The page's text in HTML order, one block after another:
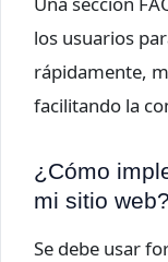
los usuarios
rápidamente,
facilitando la
¿Cómo
mi sitio web?
Se debe usar